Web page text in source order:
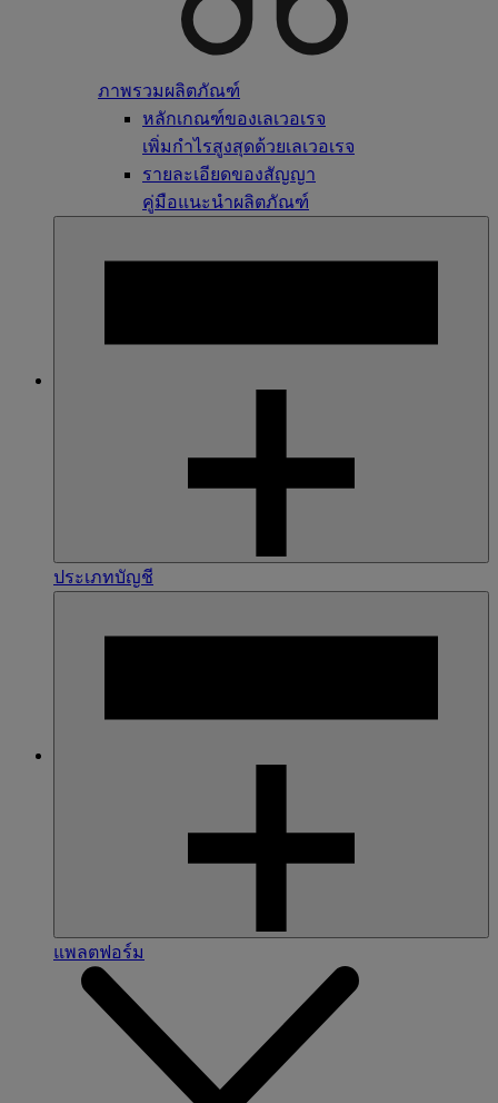
ภาพรวมผลิตภัณฑ์
หลักเกณฑ์ของเลเวอเรจ
เพิ่มกำไรสูงสุดด้วยเลเวอเรจ
รายละเอียดของสัญญา
คู่มือแนะนำผลิตภัณฑ์
ประเภทบัญชี
แพลตฟอร์ม